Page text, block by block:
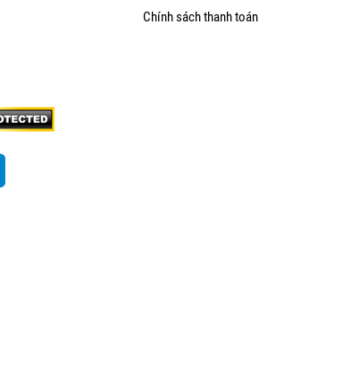
Chính sách thanh toán